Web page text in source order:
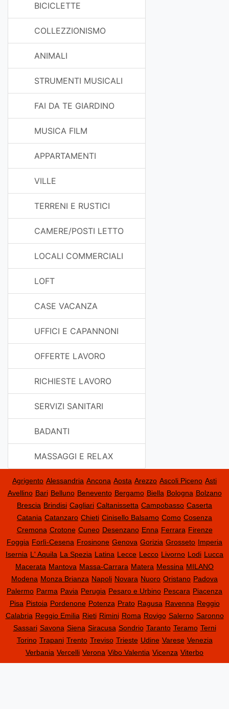
BICICLETTE
COLLEZZIONISMO
ANIMALI
STRUMENTI MUSICALI
FAI DA TE GIARDINO
MUSICA FILM
APPARTAMENTI
VILLE
TERRENI E RUSTICI
CAMERE/POSTI LETTO
LOCALI COMMERCIALI
LOFT
CASE VACANZA
UFFICI E CAPANNONI
OFFERTE LAVORO
RICHIESTE LAVORO
SERVIZI SANITARI
BADANTI
MASSAGGI E RELAX
Agrigento Alessandria Ancona Aosta Arezzo Ascoli Piceno Asti
Avellino Bari Belluno Benevento Bergamo Biella Bologna Bolzano
Brescia Brindisi Cagliari Caltanissetta Campobasso Caserta
Catania Catanzaro Chieti Cinisello Balsamo Como Cosenza
Cremona Crotone Cuneo Desenzano Enna Ferrara Firenze
Foggia Forlì-Cesena Frosinone Genova Gorizia Grosseto Imperia
Isernia L' Aquila La Spezia Latina Lecce Lecco Livorno Lodi Lucca
Macerata Mantova Massa-Carrara Matera Messina MILANO
Modena Monza Brianza Napoli Novara Nuoro Oristano Padova
Palermo Parma Pavia Perugia Pesaro e Urbino Pescara Piacenza
Pisa Pistoia Pordenone Potenza Prato Ragusa Ravenna Reggio
Calabria Reggio Emilia Rieti Rimini Roma Rovigo Salerno Saronno
Sassari Savona Siena Siracusa Sondrio Taranto Teramo Terni
Torino Trapani Trento Treviso Trieste Udine Varese Venezia
Verbania Vercelli Verona Vibo Valentia Vicenza Viterbo